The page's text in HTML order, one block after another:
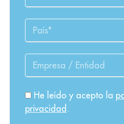
He leído y acepto la
privacidad .